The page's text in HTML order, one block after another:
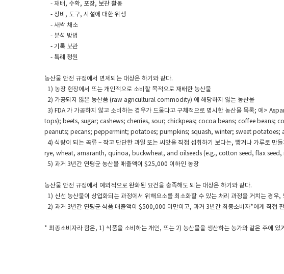
- 재배, 수확, 포장, 보관 활동
- 장비, 도구, 시설에 대한 위생
- 새싹 채소
- 분석 방법
- 기록 보관
- 특례 청원
농산물 안전 규정에서 면제되는 대상은 하기와 같다.
1) 농장 현장에서 또는 개인적으로 소비할 목적으로 재배한 농산물
2) 가공되지 않은 농산품 (raw agricultural commodity) 에 해당하지 않는 농산물
3) FDA 가 가공하지 않고 소비하는 경우가 드물다고 구체적으로 명시한 농산물 목록;
tops); beets, sugar; cashews; cherries, sour; chickpeas; cocoa beans; coffee beans;
peanuts; pecans; peppermint; potatoes; pumpkins; squash, winter; sweet potatoes;
4) 식량이 되는 곡류 – 작고 단단한 과일 또는 씨앗을 직접 섭취하기 보다는, 빻거나 가루로
rye, wheat, amaranth, quinoa, buckwheat, and oilseeds (e.g., cotton seed, flax seed,
5) 과거 3년간 연평균 농산물 매출액이 $25,000 이하인 농장
농산물 안전 규정에서 예외적으로 완화된 요건을 충족해도 되는 대상은 하기와 같다.
1) 신선 농산물이 상업화되는 과정에서 위해요소를 최소화할 수 있는 처리 과정을 거치는 경우,
2) 과거 3년간 연평균 식품 매출액이 $500,000 미만이고, 과거 3년간 최종소비자*에게 직접
* 최종소비자라 함은, 1) 식품을 소비하는 개인, 또는 2) 농산물을 생산하는 농가와 같은 주에